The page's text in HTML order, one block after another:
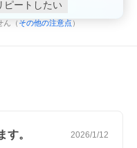
ピートしたい
ん（ その他の注意点 ）
す。 2026/1/12